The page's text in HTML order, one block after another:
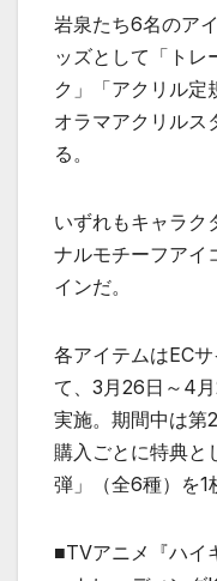
岩泉たち6名のア
ッズとして「トレ
ク」「アクリル定
オラマアクリルス
る。
いずれもキャラク
ナルモチーフアイ
インだ。
各アイテムはEC
て、3月26日～4
実施。期間中は第
購入ごとに特典と
弾」（全6種）を1
■TVアニメ『ハイ